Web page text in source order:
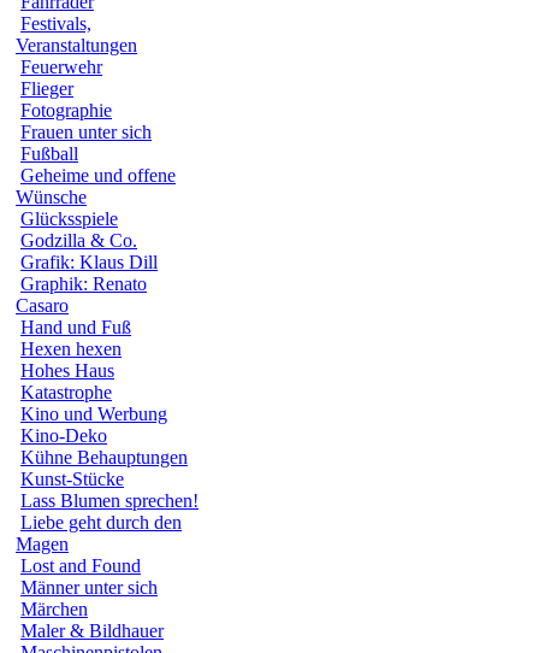
Festivals,
Veranstaltungen
Feuerwehr
Flieger
Fotographie
Frauen unter sich
Fußball
Geheime und offene
Wünsche
Glücksspiele
Godzilla & Co.
Grafik: Klaus Dill
Graphik: Renato
Casaro
Hand und Fuß
Hexen hexen
Hohes Haus
Katastrophe
Kino und Werbung
Kino-Deko
Kühne Behauptungen
Kunst-Stücke
Lass Blumen sprechen!
Liebe geht durch den
Magen
Lost and Found
Männer unter sich
Märchen
Maler & Bildhauer